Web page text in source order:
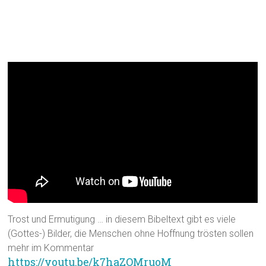
Trost und Ermutigung … in diesem Bibeltext gibt es viele
(Gottes-) Bilder, die Menschen ohne Hoffnung trösten sollen
mehr im Kommentar
https://youtu.be/k7haZOMruoM